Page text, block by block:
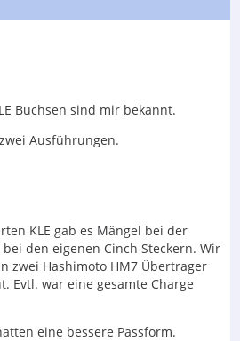
Buchsen sind mir bekannt.
Ausführungen.
KLE gab es Mängel bei der
den eigenen Cinch Steckern. Wir
zwei Hashimoto HM7 Übertrager
Evtl. war eine gesamte Charge
eine bessere Passform.